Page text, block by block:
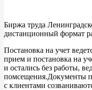
Биржа труда
дистанционный формат
Постановка на учет
прием и постановка на
и остались без работы,
помсещения.Документы
с клиентами